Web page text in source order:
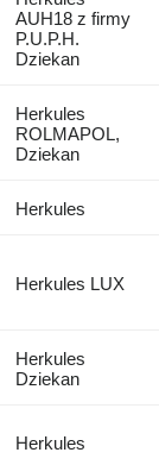
AUH18 z firmy
P.U.P.H.
Dziekan
Herkules
ROLMAPOL,
Dziekan
Herkules
Herkules LUX
Herkules
Dziekan
Herkules